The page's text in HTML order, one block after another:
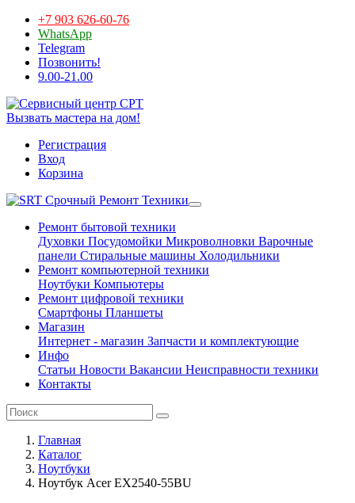
+7 903 626-60-76
WhatsApp
Telegram
Позвонить!
9.00-21.00
Вызвать мастера на дом!
Регистрация
Вход
Корзина
Срочный Ремонт Техники
Ремонт бытовой техники
Духовки Посудомойки Микроволновки Варочные
панели Стиральные машины Холодильники
Ремонт компьютерной техники
Ноутбуки Компьютеры
Ремонт цифровой техники
Смартфоны Планшеты
Магазин
Интернет - магазин Запчасти и комплектующие
Инфо
Статьи Новости Вакансии Неисправности техники
Контакты
Главная
Каталог
Ноутбуки
Ноутбук Acer EX2540-55BU